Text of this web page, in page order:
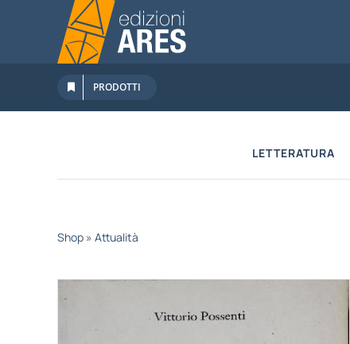
contenuto
PRODOTTI
LETTERATURA
Shop» Attualità